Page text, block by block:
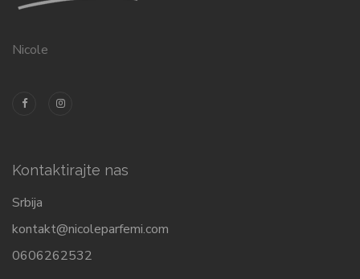
Nicole
Kontaktirajte nas
Srbija
kontakt@nicoleparfemi.com
0606262532